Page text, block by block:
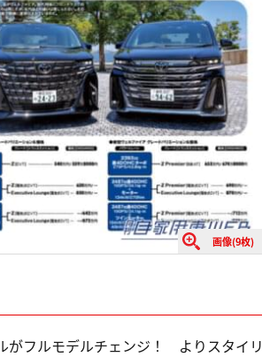
画像(9枚)
がフルモデルチェンジ！ よりスタイリ